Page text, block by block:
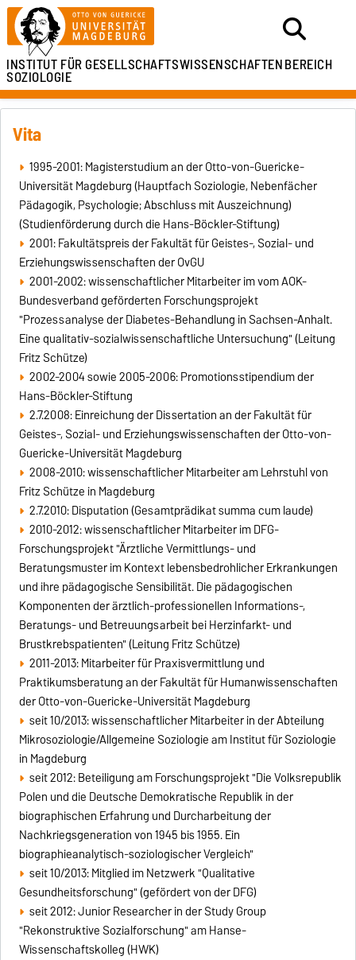
INSTITUT FÜRGESELLSCHAFTSWISSENSCHAFTENBEREICH
SOZIOLOGIE
Vita
1995-2001: Magisterstudium an der Otto-von-Guericke-
Universität Magdeburg (Hauptfach Soziologie, Nebenfächer
Pädagogik, Psychologie; Abschluss mit Auszeichnung)
(Studienförderung durch die Hans-Böckler-Stiftung)
2001: Fakultätspreis der Fakultät für Geistes-, Sozial- und
Erziehungswissenschaften der OvGU
2001-2002: wissenschaftlicher Mitarbeiter im vom AOK-
Bundesverband geförderten Forschungsprojekt
"Prozessanalyse der Diabetes-Behandlung in Sachsen-Anhalt.
Eine qualitativ-sozialwissenschaftliche Untersuchung" (Leitung
Fritz Schütze)
2002-2004 sowie 2005-2006: Promotionsstipendium der
Hans-Böckler-Stiftung
2.7.2008: Einreichung der Dissertation an der Fakultät für
Geistes-, Sozial- und Erziehungswissenschaften der Otto-von-
Guericke-Universität Magdeburg
2008-2010: wissenschaftlicher Mitarbeiter am Lehrstuhl von
Fritz Schütze in Magdeburg
2.7.2010: Disputation (Gesamtprädikat summa cum laude)
2010-2012: wissenschaftlicher Mitarbeiter im DFG-
Forschungsprojekt "Ärztliche Vermittlungs- und
Beratungsmuster im Kontext lebensbedrohlicher Erkrankungen
und ihre pädagogische Sensibilität. Die pädagogischen
Komponenten der ärztlich-professionellen Informations-,
Beratungs- und Betreuungsarbeit bei Herzinfarkt- und
Brustkrebspatienten" (Leitung Fritz Schütze)
2011-2013: Mitarbeiter für Praxisvermittlung und
Praktikumsberatung an der Fakultät für Humanwissenschaften
der Otto-von-Guericke-Universität Magdeburg
seit 10/2013: wissenschaftlicher Mitarbeiter in der Abteilung
Mikrosoziologie/Allgemeine Soziologie am Institut für Soziologie
in Magdeburg
seit 2012: Beteiligung am Forschungsprojekt "Die Volksrepublik
Polen und die Deutsche Demokratische Republik in der
biographischen Erfahrung und Durcharbeitung der
Nachkriegsgeneration von 1945 bis 1955. Ein
biographieanalytisch-soziologischer Vergleich"
seit 10/2013: Mitglied im Netzwerk "Qualitative
Gesundheitsforschung" (gefördert von der DFG)
seit 2012: Junior Researcher in der Study Group
"Rekonstruktive Sozialforschung" am Hanse-
Wissenschaftskolleg (HWK)